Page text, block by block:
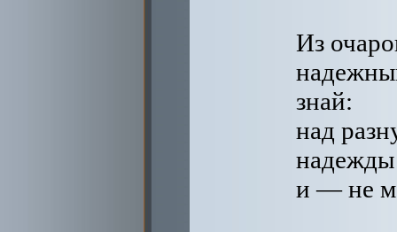
Из
знай:
над
и — не